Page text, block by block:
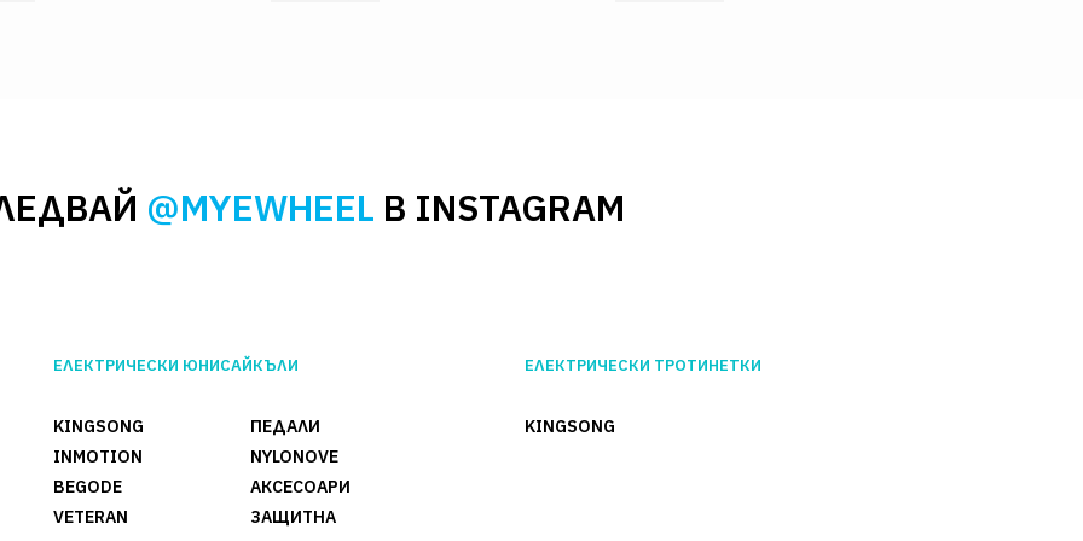
@MYEWHEEL В INSTAGRAM
ЕЛЕКТРИЧЕСКИ ЮНИСАЙКЪЛИ
KINGSONG
INMOTION
BEGODE
VETERAN
ПЕДАЛИ
NYLONOVE
АКСЕСОАРИ
ЗАЩИТНА
ЕЛЕКТРИЧЕСКИ ТРОТИНЕТКИ
KINGSONG